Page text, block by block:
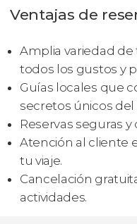
Ventajas de
Amplia variedad de
todos los gustos y
Guías locales que
secretos únicos del
Reservas seguras
Atención al cliente
tu viaje.
Cancelación
actividades.